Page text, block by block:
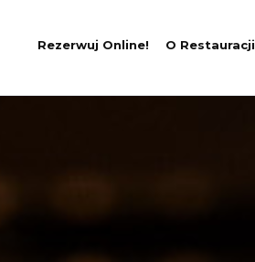
Rezerwuj Online! O Restauracji